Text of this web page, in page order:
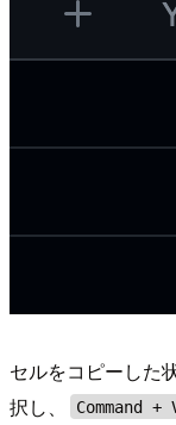
セルをコピーした
択し、
Command +